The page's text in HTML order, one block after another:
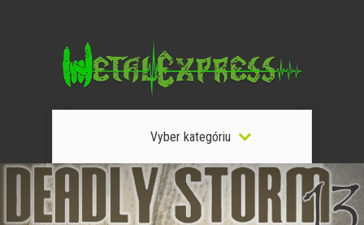
Vyber kategóriu